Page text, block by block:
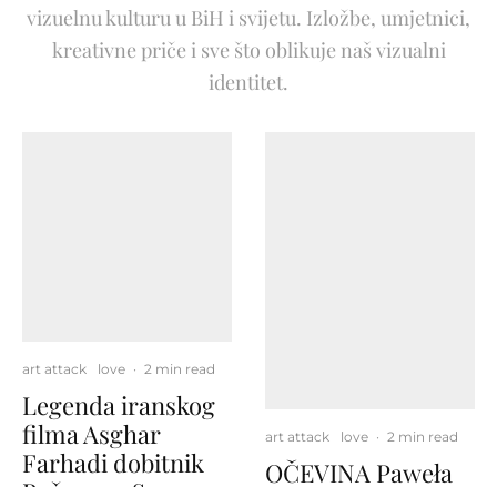
vizuelnu kulturu u BiH i svijetu. Izložbe, umjetnici,
kreativne priče i sve što oblikuje naš vizualni
identitet.
art attack love · 2 min read
Legenda iranskog
filma Asghar
Farhadi dobitnik
art attack love · 2 min read
OČEVINA Paweła